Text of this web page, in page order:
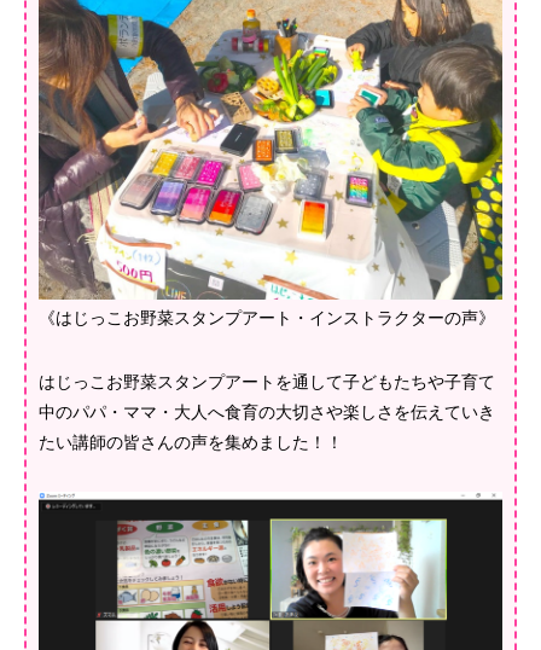
《はじっこお野菜スタンプアート・インストラクターの声》
はじっこお野菜スタンプアートを通して子どもたちや子育て
中のパパ・ママ・大人へ食育の大切さや楽しさを伝えていき
たい講師の皆さんの声を集めました！！